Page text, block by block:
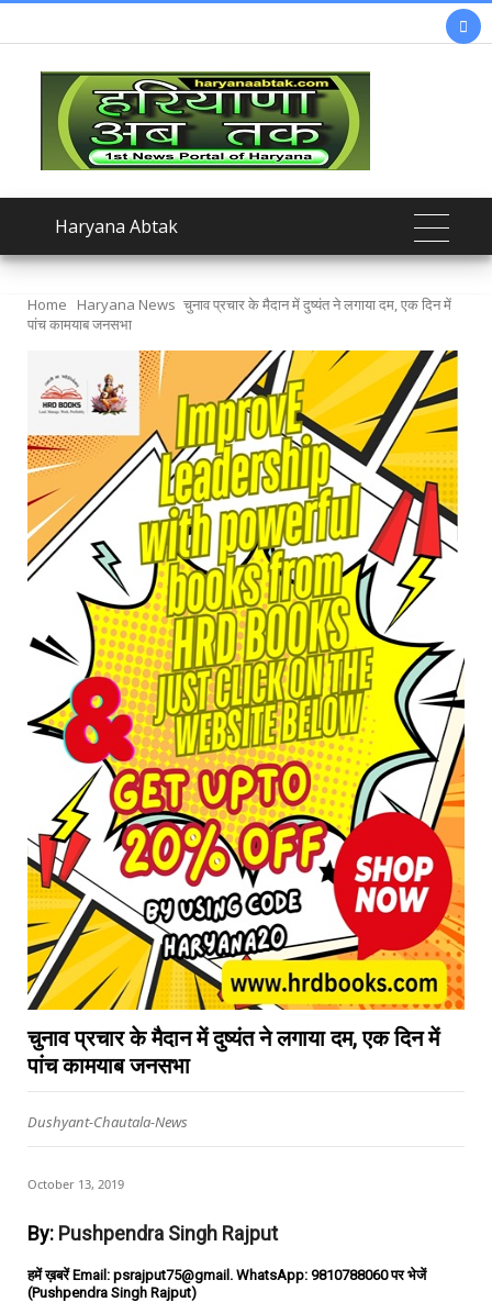

Haryana Abtak
Home Haryana News चुनाव प्रचार के मैदान में दुष्यंत ने लगाया दम, एक दिन में
पांच कामयाब जनसभा
चुनाव प्रचार के मैदान में दुष्यंत ने लगाया दम, एक दिन में
पांच कामयाब जनसभा
Dushyant-Chautala-News
October 13, 2019
By: Pushpendra Singh Rajput
हमें ख़बरें Email: psrajput75@gmail. WhatsApp: 9810788060 पर भेजें
(Pushpendra Singh Rajput)